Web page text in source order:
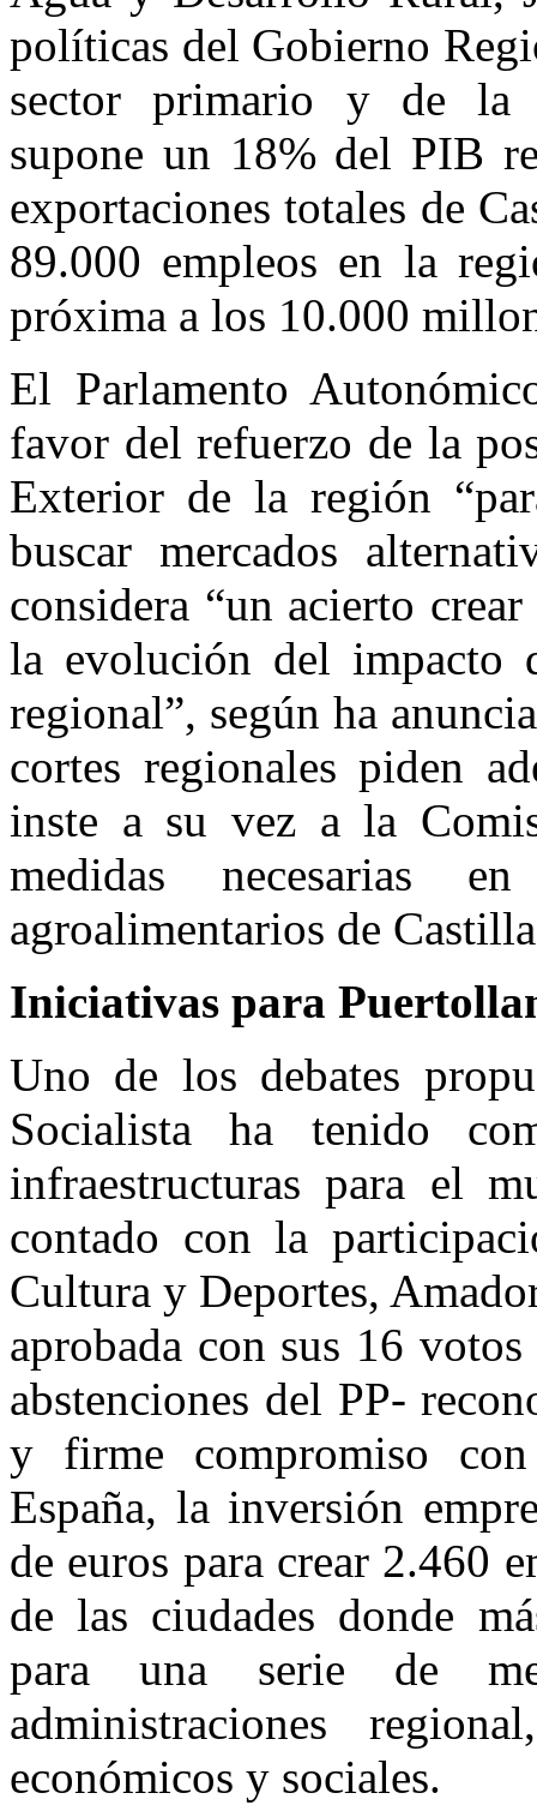
políticas del Gobierno
sector primario y de la
supone un 18% del PIB
exportaciones totales de
89.000 empleos en la
próxima a los 10.000
El Parlamento
favor del refuerzo de la
Exterior de la región
buscar mercados
considera “un acierto
la evolución del impacto
regional”, según ha
cortes regionales piden
inste a su vez a la
medidas necesarias
agroalimentarios de
Iniciativas para
Uno de los debates
Socialista ha tenido
infraestructuras para el
contado con la
Cultura y Deportes,
aprobada con sus 16
abstenciones del PP-
y firme compromiso
España, la inversión
de euros para crear 2.460
de las ciudades donde
para una serie de
administraciones
económicos y sociales.